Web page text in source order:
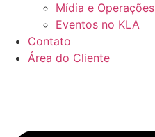
Mídia e Operações
Eventos no KLA
Contato
Área do Cliente